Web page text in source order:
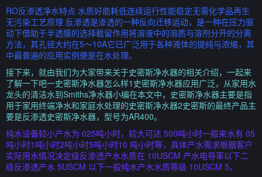
RO反渗透净水特点 水质好能耗低连续运行性能稳定无需化学品再生
无污染工艺原理 反渗透是渗透的一种反向迁移运动，是一种在压力驱
动下借助于半透膜的选择截留作用将溶液中的溶质与溶剂分开的分离
方法，其孔径大约在5～10A它已广泛用于各种液体的提纯与浓缩，其
中最普遍的应用实例便是在水处理。
接下来，就由我们为大家带来关于史密斯净水器的相关介绍，一起来
了解一下吧一史密斯净水器怎么样1史密斯净水器应用广泛，从家用水
龙头的清洁水到Smiths净水器小编在本文中，史密斯净水器主要是指
用于家用终端净水和家庭水处理的史密斯净水器2史密斯的最终产品主
要是反渗透史密斯净水器，型号为AR400。
纯水设备较小产水为 025吨小时，较大可达 500吨小时一般来水有 05
吨小时1吨小时2吨小时5吨小时10 吨小时等，具体产水需求根据客户
实际用水情况决定级反渗透产水水质在 10USCM 产水电导率以下二
级反渗透产水 5USCM 以下一般纯水产水水质等级 10USCM 5。